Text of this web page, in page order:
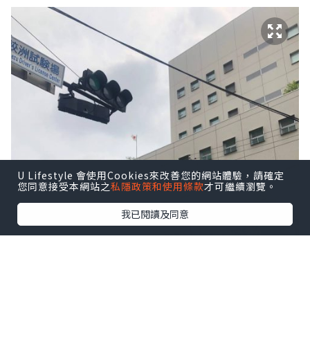
U Lifestyle 會使用Cookies來改善您的網站體驗，請確定
您同意接受本網站之私隱政策和使用條款才可繼續瀏覽。
我已閱讀及同意